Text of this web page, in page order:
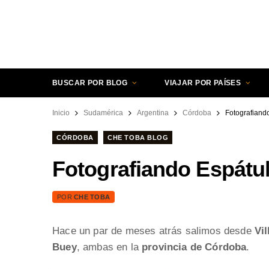
BUSCAR POR BLOG VIAJAR POR PAÍSES
Inicio Sudamérica Argentina Córdoba
CÓRDOBA CHE TOBA BLOG
Fotografiando
POR CHE TOBA
Hace un par de meses atrás salimos desde
Buey, ambas en la provincia de Córdoba.